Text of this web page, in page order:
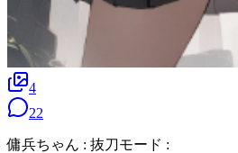
4
22
傭兵ちゃん : 抜刀モード :